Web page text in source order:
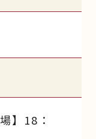
】18：